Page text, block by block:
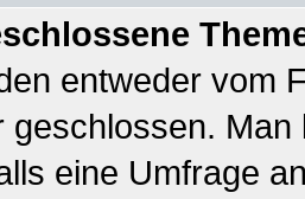
entweder vom
geschlossen.
eine Umfrage